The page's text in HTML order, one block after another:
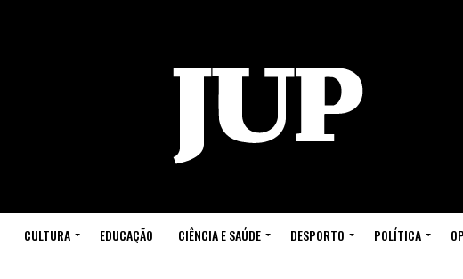
CULTURA EDUCAÇÃO CIÊNCIA E SAÚDE DESPORTO POLÍTICA